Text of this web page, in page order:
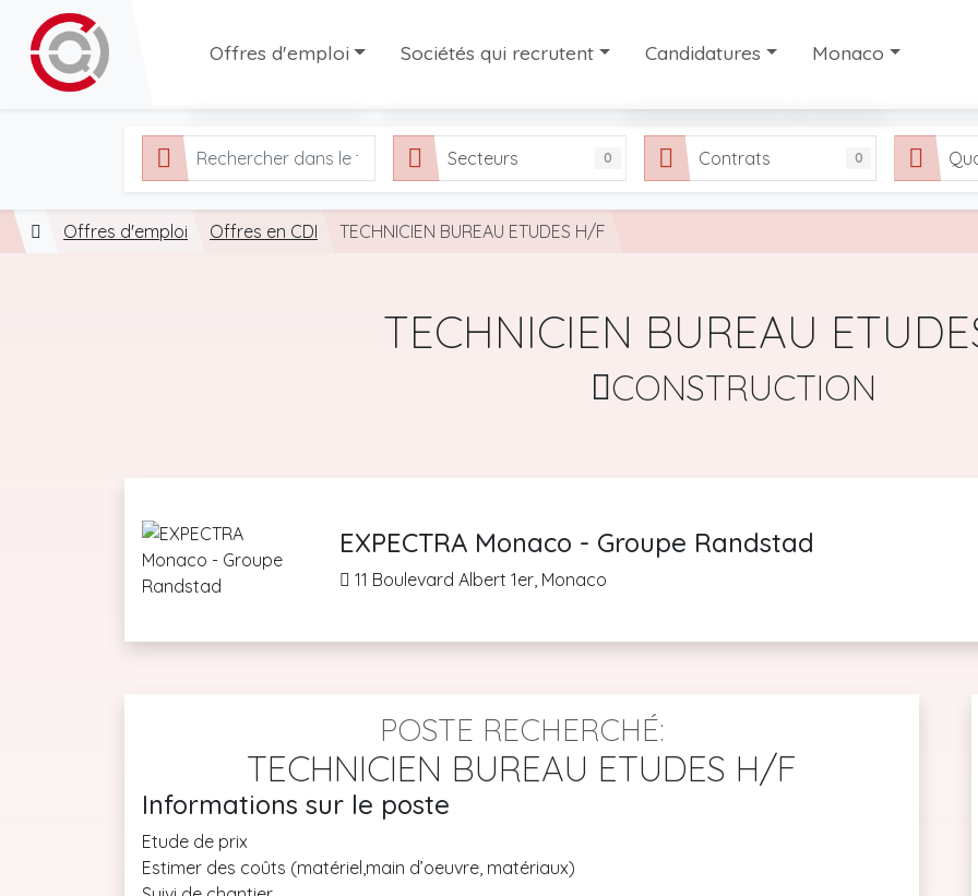
Offres d'emploi
Offres en CDI
Offres en CDD
Sociétés qui recrutent
Agences d'interim et de recrutement à Monaco
Candidatures
Partager votre candidature
Monaco
Notre sélection de
Secteurs 0 Contrats 0
Offres d'emploi Offres en CDI TECHNICIEN BUREAU ETUDES H/F
TECHNICIEN BUREAU
CONSTRUCTION
EXPECTRA Monaco - Groupe Randstad
11 Boulevard Albert 1er, Monaco
POSTE RECHERCHÉ:
TECHNICIEN BUREAU ETUDES H/F
Informations sur le poste
Etude de prix
Estimer des coûts (matériel,main d’oeuvre, matériaux)